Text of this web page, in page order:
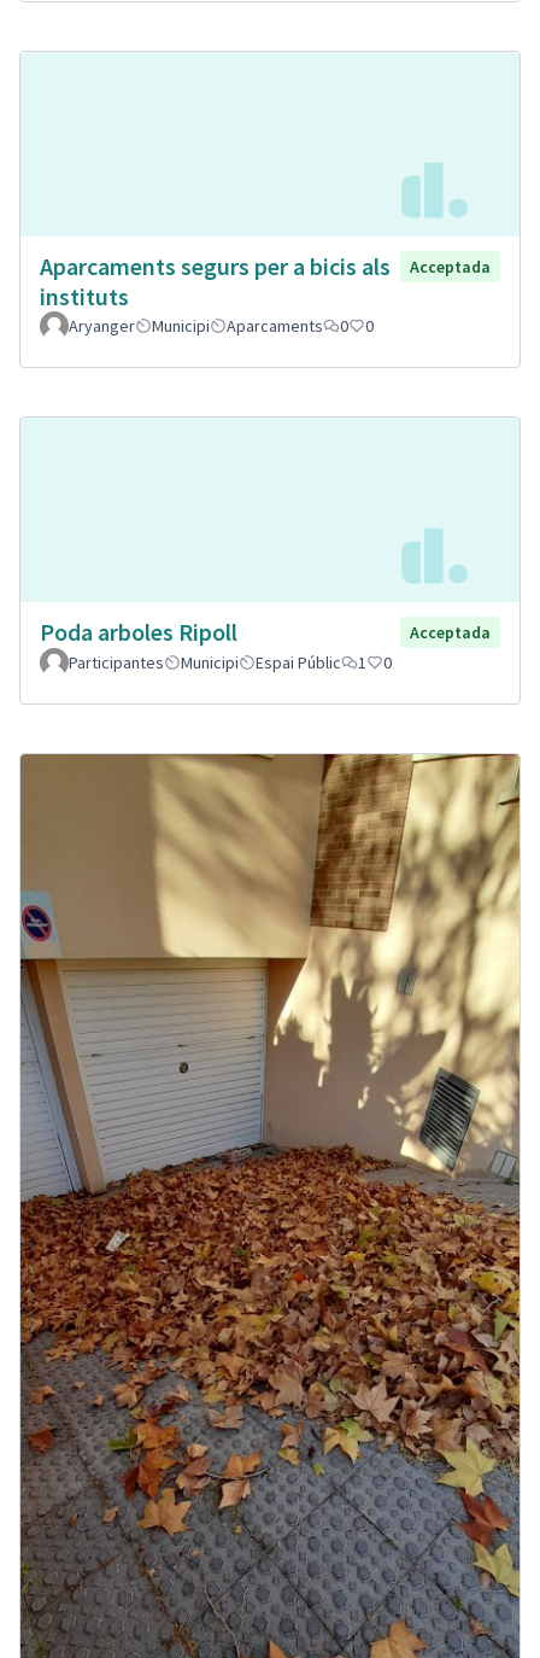
Aparcaments segurs per a bicis als
instituts
Acceptada
Aryanger Municipi Aparcaments 0 0
Poda arboles Ripoll
Acceptada
Participantes
Municipi Espai Públic 1 0